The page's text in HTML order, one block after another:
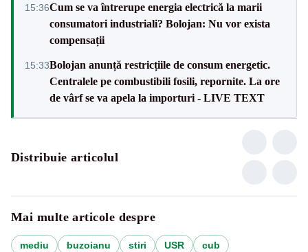
15:36Cum se va întrerupe energia electrică la marii
consumatori industriali? Bolojan: Nu vor exista
compensații
15:33Bolojan anunță restricțiile de consum energetic.
Centralele pe combustibili fosili, repornite. La ore
de vârf se va apela la importuri - LIVE TEXT
Distribuie articolul
Mai multe articole despre
mediu buzoianu stiri USR cub